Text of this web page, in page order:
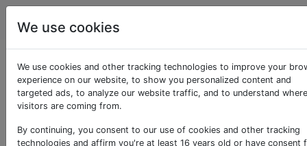
Android
Comment déplacer
des applications vers
une carte SD externe
We use cookies
We use cookies and other tracking technologies to improve your
experience on our website, to show you personalized content and
targeted ads, to analyze our website traffic, and to understand
visitors are coming from.
By continuing, you consent to our use of cookies and other tracking
technologies and affirm you're at least 16 years old or have consent